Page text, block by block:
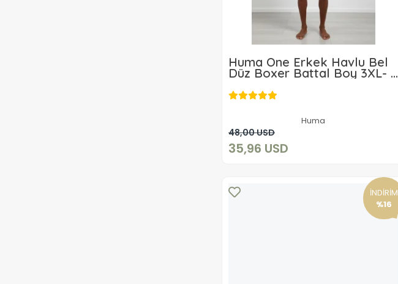
Huma One Erkek Havlu Bel
Düz Boxer Battal Boy 3XL- 6
Huma
48,00 USD
35,96 USD
İNDİRİM
%16